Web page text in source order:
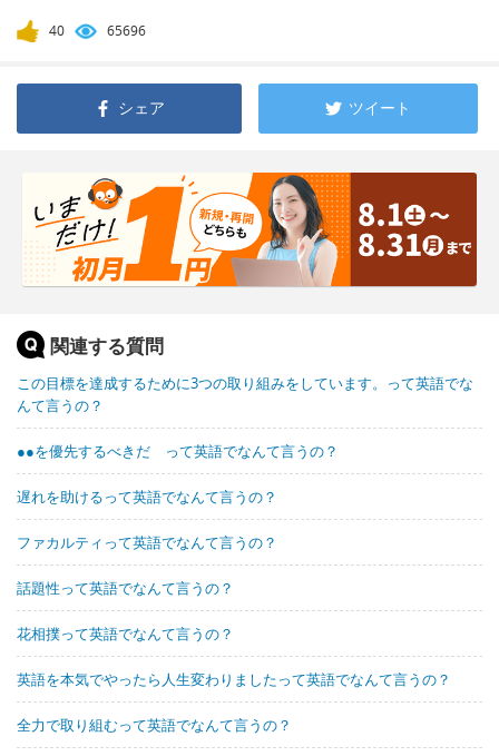
40 65696
シェア ツイート
関連する質問
この目標を達成するために3つの取り組みをしています。って英語でな
んて言うの？
●●を優先するべきだ って英語でなんて言うの？
遅れを助けるって英語でなんて言うの？
ファカルティって英語でなんて言うの？
話題性って英語でなんて言うの？
花相撲って英語でなんて言うの？
英語を本気でやったら人生変わりましたって英語でなんて言うの？
全力で取り組むって英語でなんて言うの？